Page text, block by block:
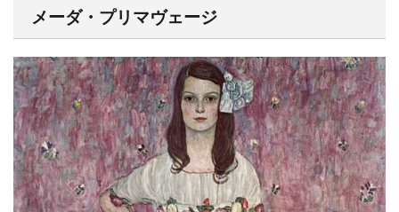
メーダ・プリマヴェージ